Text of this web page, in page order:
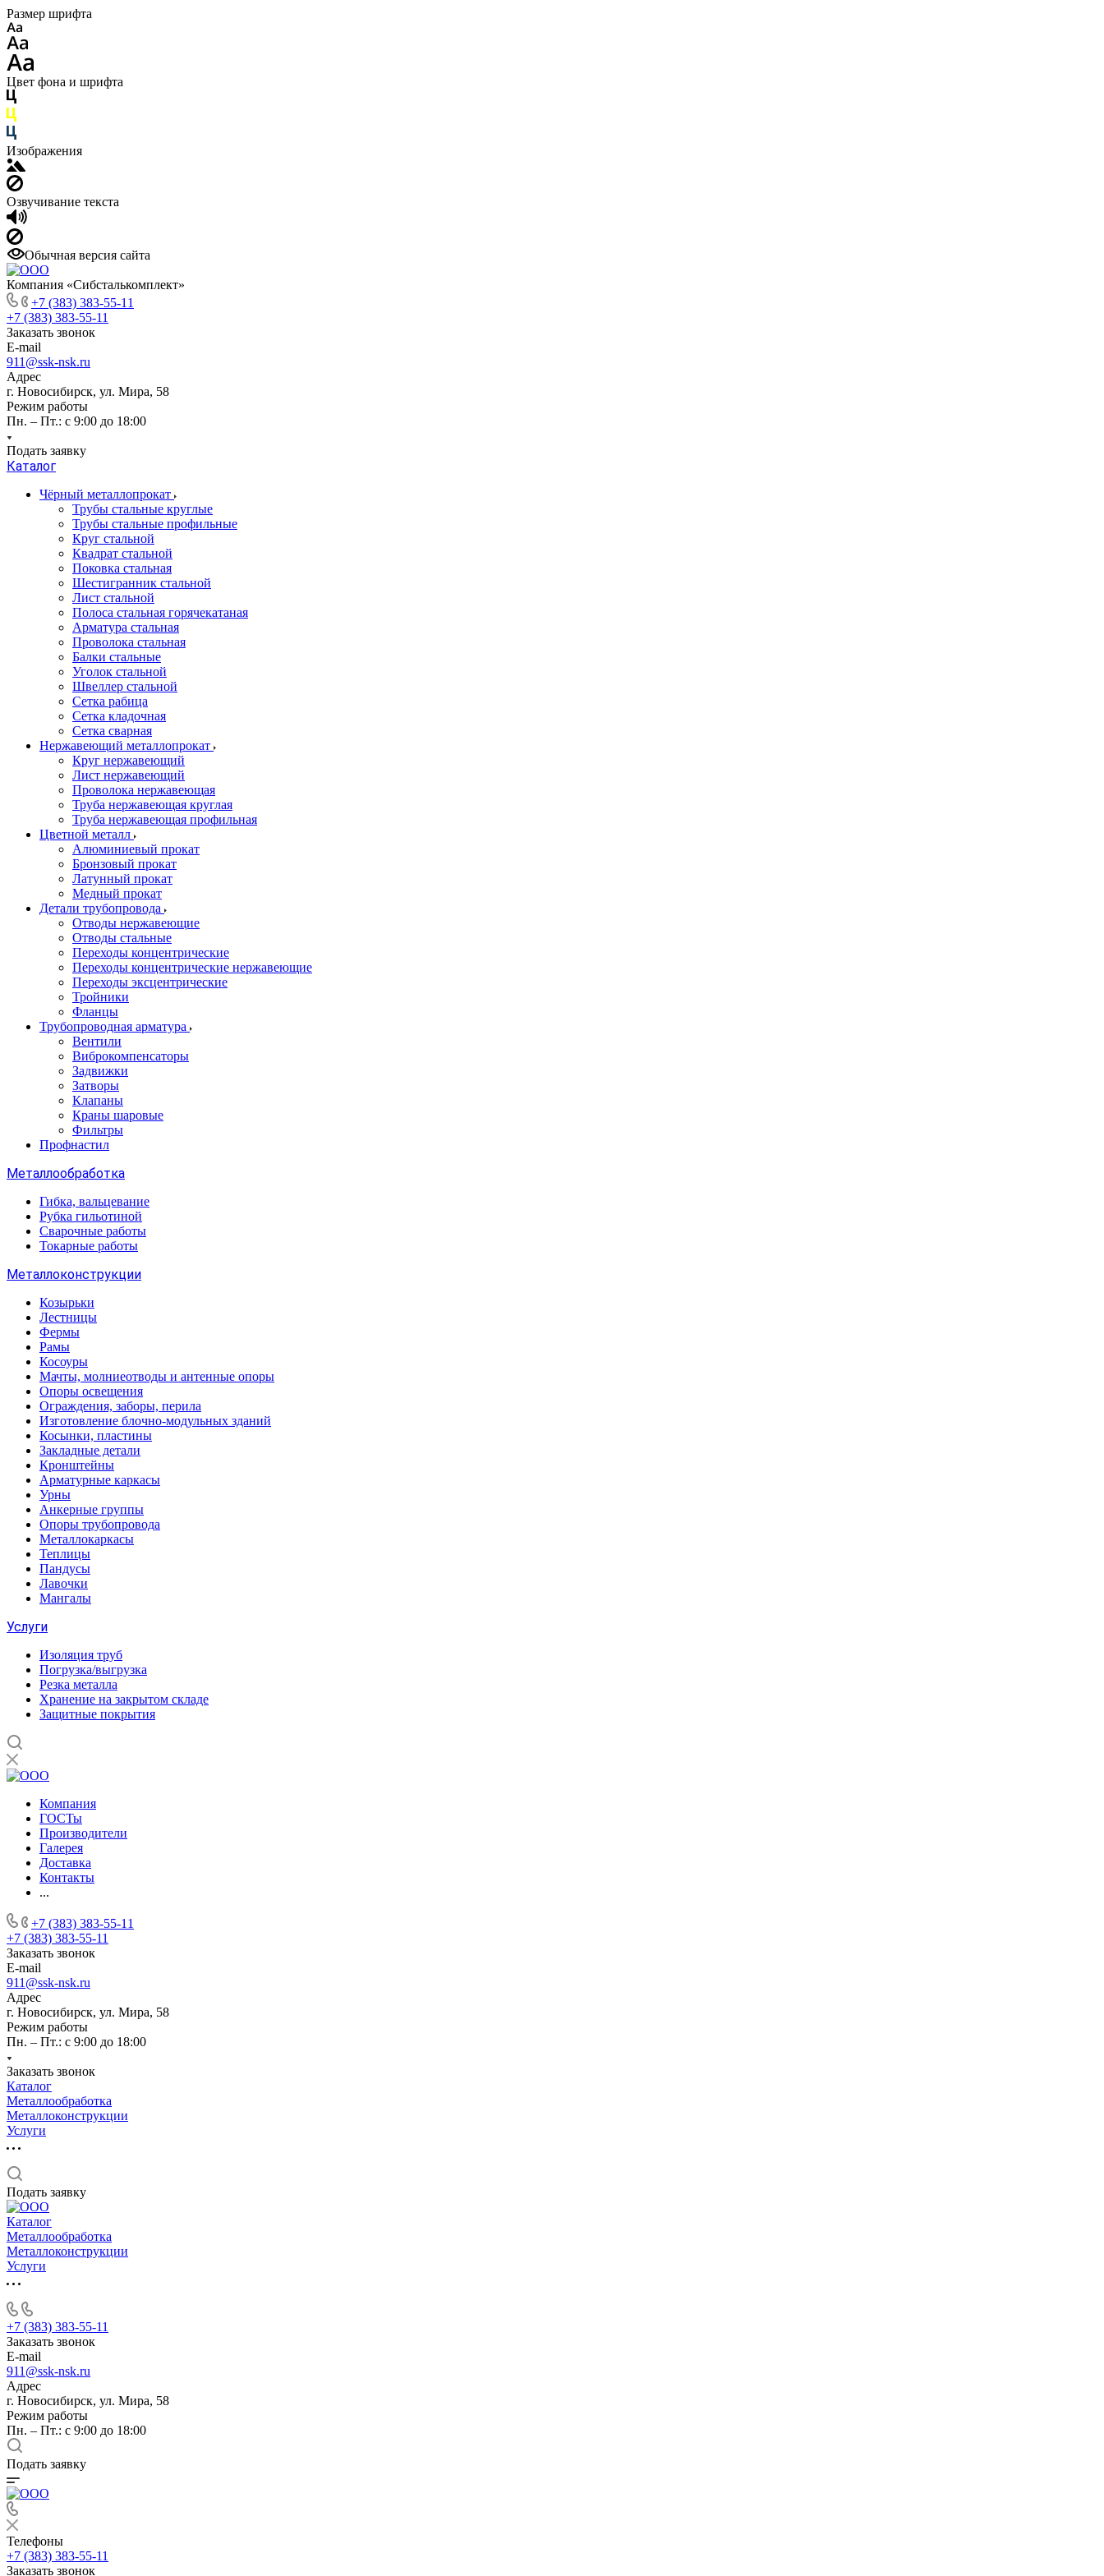
Размер шрифта
Цвет фона и шрифта
Изображения
Озвучивание текста
Обычная версия сайта
Компания «Сибсталькомплект»
+7 (383) 383-55-11
+7 (383) 383-55-11
Заказать звонок
E-mail
911@ssk-nsk.ru
Адрес
г. Новосибирск, ул. Мира, 58
Режим работы
Пн. – Пт.: с 9:00 до 18:00
Подать заявку
Каталог
Чёрный металлопрокат
Трубы стальные круглые
Трубы стальные профильные
Круг стальной
Квадрат стальной
Поковка стальная
Шестигранник стальной
Лист стальной
Полоса стальная горячекатаная
Арматура стальная
Проволока стальная
Балки стальные
Уголок стальной
Швеллер стальной
Сетка рабица
Сетка кладочная
Сетка сварная
Нержавеющий металлопрокат
Круг нержавеющий
Лист нержавеющий
Проволока нержавеющая
Труба нержавеющая круглая
Труба нержавеющая профильная
Цветной металл
Алюминиевый прокат
Бронзовый прокат
Латунный прокат
Медный прокат
Детали трубопровода
Отводы нержавеющие
Отводы стальные
Переходы концентрические
Переходы концентрические нержавеющие
Переходы эксцентрические
Тройники
Фланцы
Трубопроводная арматура
Вентили
Виброкомпенсаторы
Задвижки
Затворы
Клапаны
Краны шаровые
Фильтры
Профнастил
Металлообработка
Гибка, вальцевание
Рубка гильотиной
Сварочные работы
Токарные работы
Металлоконструкции
Козырьки
Лестницы
Фермы
Рамы
Косоуры
Мачты, молниеотводы и антенные опоры
Опоры освещения
Ограждения, заборы, перила
Изготовление блочно-модульных зданий
Косынки, пластины
Закладные детали
Кронштейны
Арматурные каркасы
Урны
Анкерные группы
Опоры трубопровода
Металлокаркасы
Теплицы
Пандусы
Лавочки
Мангалы
Услуги
Изоляция труб
Погрузка/выгрузка
Резка металла
Хранение на закрытом складе
Защитные покрытия
Компания
ГОСТы
Производители
Галерея
Доставка
Контакты
...
+7 (383) 383-55-11
+7 (383) 383-55-11
Заказать звонок
E-mail
911@ssk-nsk.ru
Адрес
г. Новосибирск, ул. Мира, 58
Режим работы
Пн. – Пт.: с 9:00 до 18:00
Заказать звонок
Каталог
Металлообработка
Металлоконструкции
Услуги
Подать заявку
Каталог
Металлообработка
Металлоконструкции
Услуги
+7 (383) 383-55-11
Заказать звонок
E-mail
911@ssk-nsk.ru
Адрес
г. Новосибирск, ул. Мира, 58
Режим работы
Пн. – Пт.: с 9:00 до 18:00
Подать заявку
Телефоны
+7 (383) 383-55-11
Заказать звонок